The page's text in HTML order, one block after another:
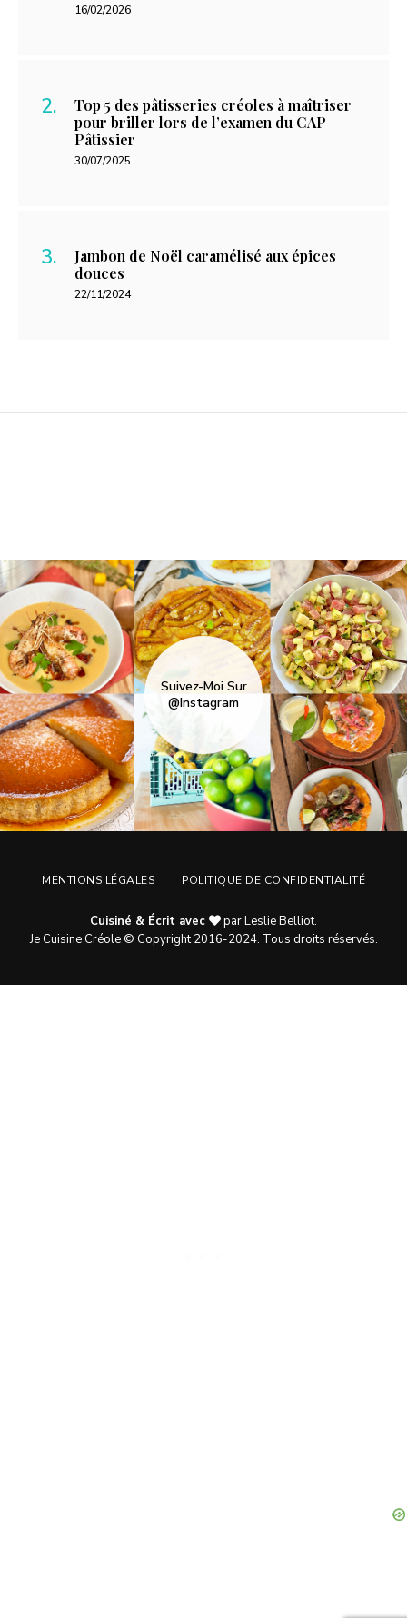
16/02/2026
Top 5 des pâtisseries créoles à maîtriser
pour briller lors de l’examen du CAP
Pâtissier
30/07/2025
Jambon de Noël caramélisé aux épices
douces
22/11/2024
Suivez-Moi Sur
@Instagram
MENTIONS LÉGALES POLITIQUE DE CONFIDENTIALITÉ
Cuisiné & Écrit avec
par Leslie Belliot.
Je Cuisine Créole © Copyright 2016-2024. Tous droits réservés.